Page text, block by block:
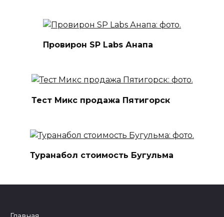
Провирон SP Labs Анапа
Тест Микс продажа Пятигорск
Туранабол стоимость Бугульма